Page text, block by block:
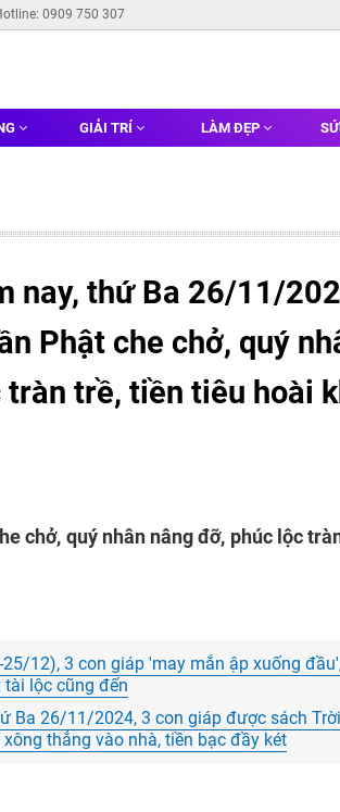
0909 750 307
GIẢI TRÍ LÀM ĐẸP
nay, thứ Ba 26/11/
Phật che chở, quý
trề, tiền tiêu hoài
chở, quý nhân nâng đỡ, phúc lộc
12), 3 con giáp 'may mắn ập xuống
tài lộc cũng đến
Ba 26/11/2024, 3 con giáp được sách
thẳng vào nhà, tiền bạc đầy két